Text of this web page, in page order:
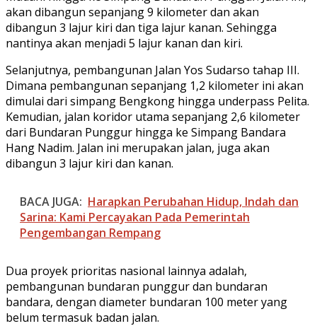
akan dibangun sepanjang 9 kilometer dan akan
dibangun 3 lajur kiri dan tiga lajur kanan. Sehingga
nantinya akan menjadi 5 lajur kanan dan kiri.
Selanjutnya, pembangunan Jalan Yos Sudarso tahap III.
Dimana pembangunan sepanjang 1,2 kilometer ini akan
dimulai dari simpang Bengkong hingga underpass Pelita.
Kemudian, jalan koridor utama sepanjang 2,6 kilometer
dari Bundaran Punggur hingga ke Simpang Bandara
Hang Nadim. Jalan ini merupakan jalan, juga akan
dibangun 3 lajur kiri dan kanan.
BACA JUGA: Harapkan Perubahan Hidup, Indah dan
Sarina: Kami Percayakan Pada Pemerintah
Pengembangan Rempang
Dua proyek prioritas nasional lainnya adalah,
pembangunan bundaran punggur dan bundaran
bandara, dengan diameter bundaran 100 meter yang
belum termasuk badan jalan.